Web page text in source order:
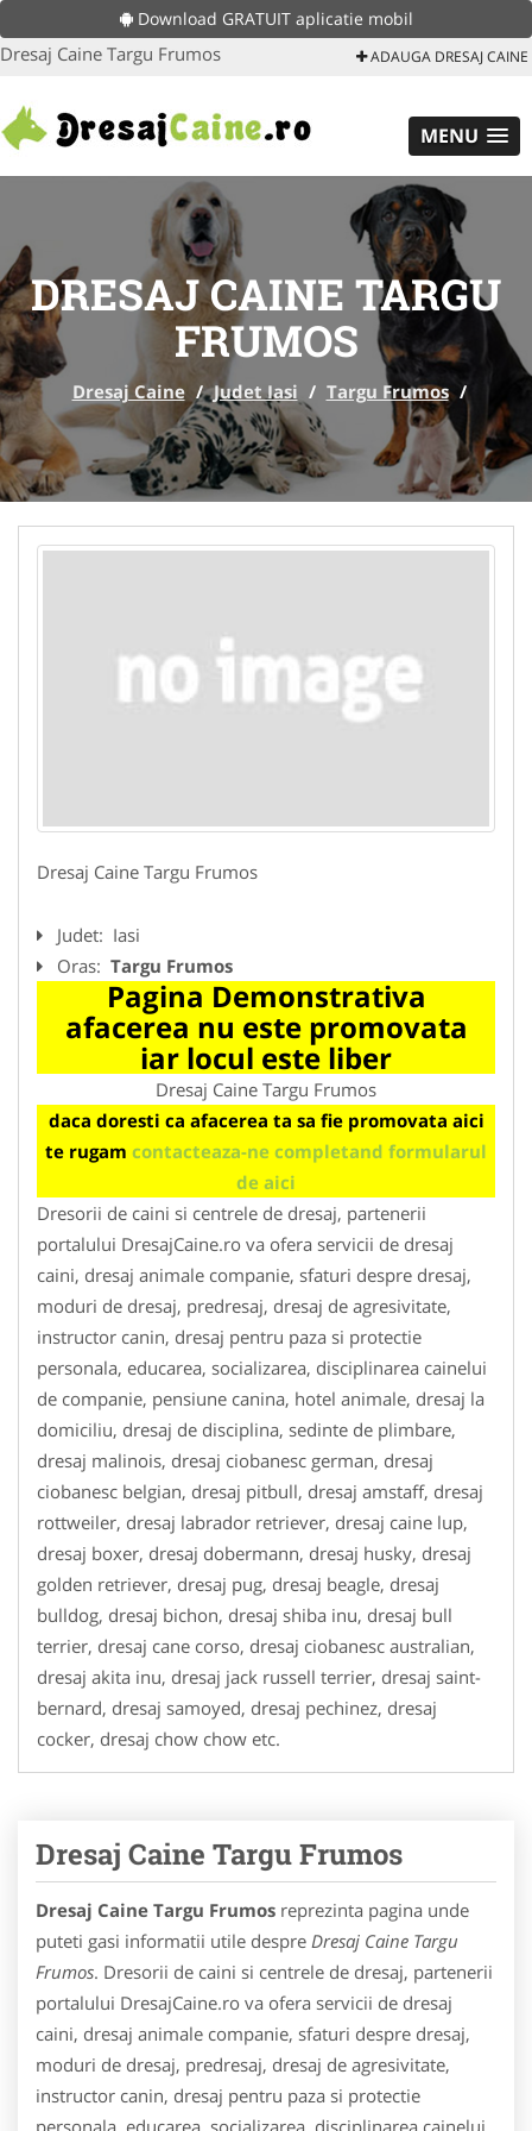
Download GRATUIT aplicatie mobil
Dresaj Caine Targu Frumos ADAUGA DRESAJ CAINE
MENU
DRESAJ CAINE TARGU
FRUMOS
Dresaj Caine / Judet Iasi / Targu Frumos /
Dresaj Caine Targu Frumos
Judet: Iasi
Oras: Targu Frumos
Pagina Demonstrativa
afacerea nu este promovata
iar locul este liber
Dresaj Caine Targu Frumos
daca doresti ca afacerea ta sa fie promovata aici
te rugam contacteaza-ne completand formularul
de aici
Dresorii de caini si centrele de dresaj, partenerii
portalului DresajCaine.ro va ofera servicii de dresaj
caini, dresaj animale companie, sfaturi despre dresaj,
moduri de dresaj, predresaj, dresaj de agresivitate,
instructor canin, dresaj pentru paza si protectie
personala, educarea, socializarea, disciplinarea cainelui
de companie, pensiune canina, hotel animale, dresaj la
domiciliu, dresaj de disciplina, sedinte de plimbare,
dresaj malinois, dresaj ciobanesc german, dresaj
ciobanesc belgian, dresaj pitbull, dresaj amstaff, dresaj
rottweiler, dresaj labrador retriever, dresaj caine lup,
dresaj boxer, dresaj dobermann, dresaj husky, dresaj
golden retriever, dresaj pug, dresaj beagle, dresaj
bulldog, dresaj bichon, dresaj shiba inu, dresaj bull
terrier, dresaj cane corso, dresaj ciobanesc australian,
dresaj akita inu, dresaj jack russell terrier, dresaj saint-
bernard, dresaj samoyed, dresaj pechinez, dresaj
cocker, dresaj chow chow etc.
Dresaj Caine Targu Frumos
Dresaj Caine Targu Frumos reprezinta pagina unde
puteti gasi informatii utile despre Dresaj Caine Targu
Frumos. Dresorii de caini si centrele de dresaj, partenerii
portalului DresajCaine.ro va ofera servicii de dresaj
caini, dresaj animale companie, sfaturi despre dresaj,
moduri de dresaj, predresaj, dresaj de agresivitate,
instructor canin, dresaj pentru paza si protectie
personala, educarea, socializarea, disciplinarea cainelui